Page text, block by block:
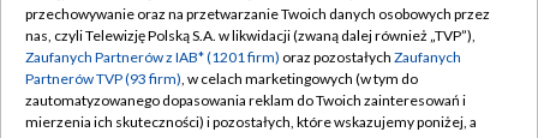
Abonament TVP
Emisja w TVP
Centrum informacji TVP
Naziemna Telewizja Cyfrowa
Regulamin TVP
Polityka prywatności
Moje zgody
przechowywanie oraz na przetwarzanie Twoich danych osobowych przez
nas, czyli Telewizję Polską S.A. w likwidacji (zwaną dalej również „TVP”),
Zaufanych Partnerów z IAB* (1201 firm) oraz pozostałych Zaufanych
Partnerów TVP (93 firm), w celach marketingowych (w tym do
zautomatyzowanego dopasowania reklam do Twoich zainteresowań i
mierzenia ich skuteczności) i pozostałych, które wskazujemy poniżej, a